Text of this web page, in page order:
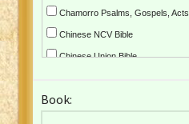
Chamorro Psalms, Gospels, Acts
Chinese NCV Bible
Chinese Union Bible
Czech Kralicka Bible
Book: